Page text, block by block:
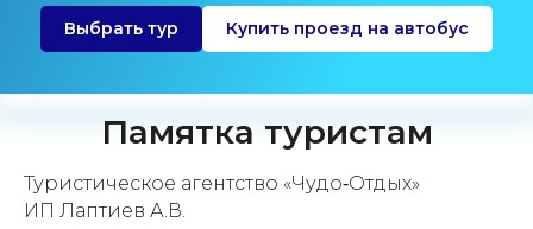
Выбрать тур Купить проезд на автобус
Памятка туристам
Туристическое агентство «Чудо‑Отдых»
ИП Лаптиев А.В.